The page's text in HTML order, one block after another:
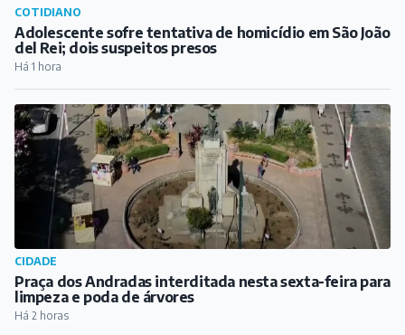
Praça dos Andradas interditada nesta sexta-feira para
limpeza e poda de árvores
Há 2 horas
Campanha de Multivacinação começa em Barbacena
com foco em crianças e adolescentes
Há 2 horas